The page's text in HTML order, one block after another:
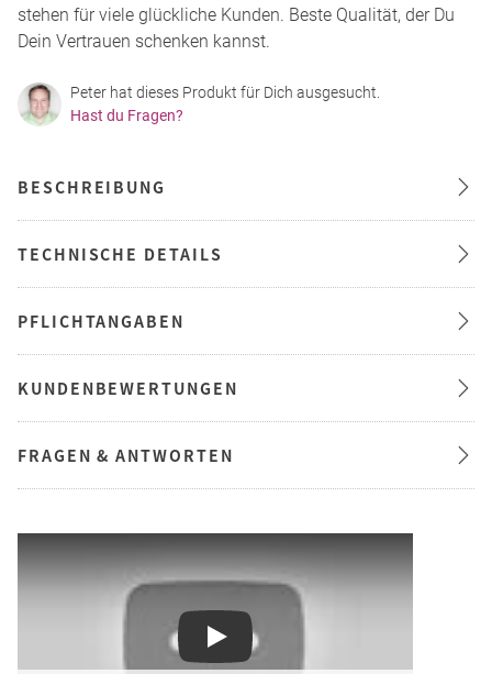
stehen für viele glückliche Kunden. Beste Qualität, der Du
Dein Vertrauen schenken kannst.
Peter hat dieses Produkt für Dich ausgesucht.
Hast du Fragen?
BESCHREIBUNG
TECHNISCHE DETAILS
PFLICHTANGABEN
KUNDENBEWERTUNGEN
FRAGEN & ANTWORTEN
Play